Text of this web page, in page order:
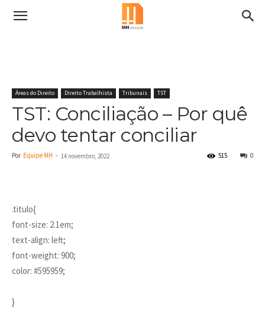
Áreas do Direito Direito Trabalhista Tribunais TST
TST: Conciliação – Por quê
devo tentar conciliar
Por Equipe MH - 14 novembro, 2022 0
515
.titulo{
font-size: 2.1em;
text-align: left;
font-weight: 900;
color: #595959;
}